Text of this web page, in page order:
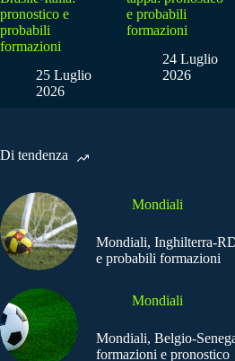
pronostico e
probabili
formazioni
25 Luglio
2026
e probabili
formazioni
24 Luglio
2026
Di tendenza
Mondiali
Mondiali, Inghilterra-
e probabili formazioni
Mondiali
Mondiali, Belgio-
formazioni e pronostico